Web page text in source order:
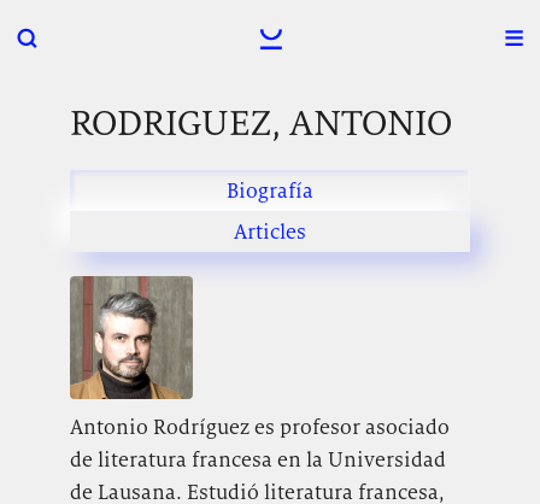
RODRIGUEZ, ANTONIO
Biografía
Articles
Antonio Rodríguez es profesor asociado
de literatura francesa en la Universidad
de Lausana. Estudió literatura francesa,